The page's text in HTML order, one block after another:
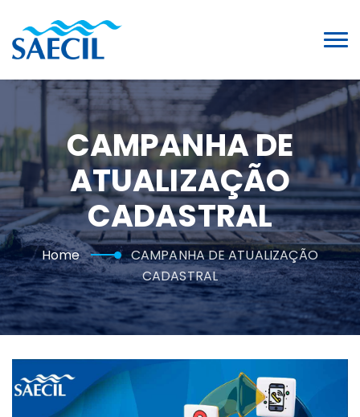
CAMPANHA DE
ATUALIZAÇÃO
CADASTRAL
Home
CAMPANHA DE ATUALIZAÇÃO
CADASTRAL